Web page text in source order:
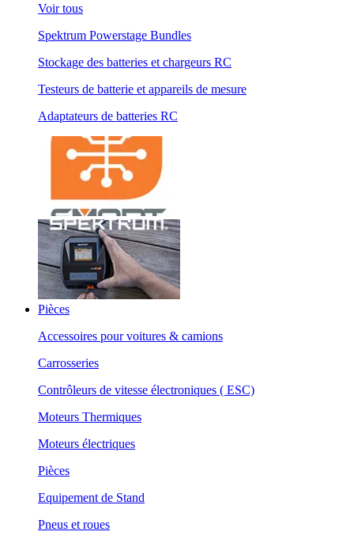
Voir tous
Spektrum Powerstage Bundles
Stockage des batteries et chargeurs RC
Testeurs de batterie et appareils de mesure
Adaptateurs de batteries RC
Pièces
Accessoires pour voitures & camions
Carrosseries
Contrôleurs de vitesse électroniques ( ESC)
Moteurs Thermiques
Moteurs électriques
Pièces
Equipement de Stand
Pneus et roues